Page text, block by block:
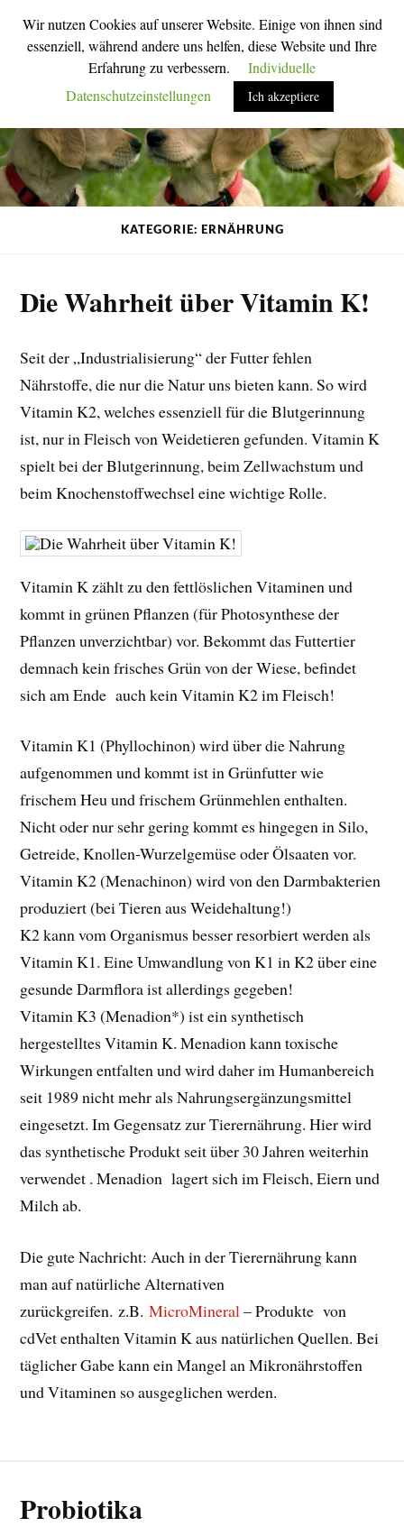
o
M
n
ü
u
m
t
e
u
l
d
u
m
s
c
n
KATEGORIE: ERNÄHRUNG
Die Wahrheit über Vitamin K!
Seit der „Industrialisierung“ der Futter fehlen
Nährstoffe, die nur die Natur uns bieten kann. So wird
Vitamin K2, welches essenziell für die Blutgerinnung
ist, nur in Fleisch von Weidetieren gefunden. Vitamin K
spielt bei der Blutgerinnung, beim Zellwachstum und
beim Knochenstoffwechsel eine wichtige Rolle.
Vitamin K zählt zu den fettlöslichen Vitaminen und
kommt in grünen Pflanzen (für Photosynthese der
Pflanzen unverzichtbar) vor. Bekommt das Futtertier
demnach kein frisches Grün von der Wiese, befindet
sich am Ende auch kein Vitamin K2 im Fleisch!
Vitamin K1 (Phyllochinon) wird über die Nahrung
aufgenommen und kommt ist in Grünfutter wie
frischem Heu und frischem Grünmehlen enthalten.
Nicht oder nur sehr gering kommt es hingegen in Silo,
Getreide, Knollen-Wurzelgemüse oder Ölsaaten vor.
Vitamin K2 (Menachinon) wird von den Darmbakterien
produziert (bei Tieren aus Weidehaltung!)
K2 kann vom Organismus besser resorbiert werden als
Vitamin K1. Eine Umwandlung von K1 in K2 über eine
gesunde Darmflora ist allerdings gegeben!
Vitamin K3 (Menadion*) ist ein synthetisch
hergestelltes Vitamin K. Menadion kann toxische
Wirkungen entfalten und wird daher im Humanbereich
seit 1989 nicht mehr als Nahrungsergänzungsmittel
eingesetzt. Im Gegensatz zur Tierernährung. Hier wird
das synthetische Produkt seit über 30 Jahren weiterhin
verwendet . Menadion lagert sich im Fleisch, Eiern und
Milch ab.
Die gute Nachricht: Auch in der Tierernährung kann
man auf natürliche Alternativen
zurückgreifen. z.B.MicroMineral– Produkte von
cdVet enthalten Vitamin K aus natürlichen Quellen. Bei
täglicher Gabe kann ein Mangel an Mikronährstoffen
und Vitaminen so ausgeglichen werden.
Probiotika
Wir nutzen Cookies auf unserer Website. Einige von ihnen sind
essenziell, während andere uns helfen, diese Website und Ihre
Erfahrung zu verbessern.
Individuelle
Datenschutzeinstellungen
Ich akzeptiere